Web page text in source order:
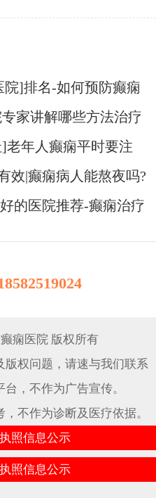
院]排名-如何预防癫痫
家讲解哪些方法治疗
老年人癫痫平时要注
效|癫痫病人能熬夜吗?
的医院推荐-癫痫治疗
痫医院 版权所有
权问题，请速与我们联系
，不作为广告宣传。
不作为诊断及医疗依据。
照信息公示
照信息公示